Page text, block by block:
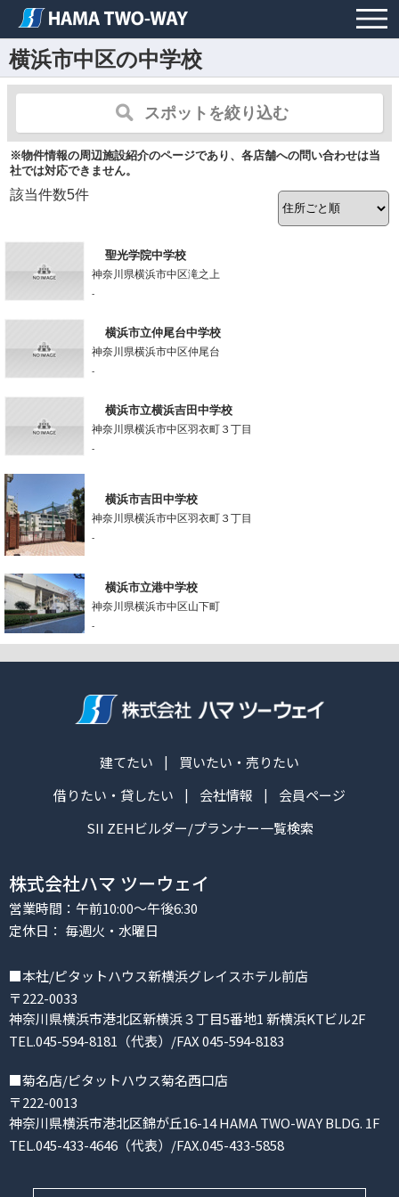
横浜市中区の中学校
スポットを絞り込む
※物件情報の周辺施設紹介のページであり、各店舗への問い合わせは当
社では対応できません。
該当件数5件
聖光学院中学校
神奈川県横浜市中区滝之上
-
横浜市立仲尾台中学校
神奈川県横浜市中区仲尾台
-
横浜市立横浜吉田中学校
神奈川県横浜市中区羽衣町３丁目
-
横浜市吉田中学校
神奈川県横浜市中区羽衣町３丁目
-
横浜市立港中学校
神奈川県横浜市中区山下町
-
建てたい
買いたい・売りたい
借りたい・貸したい
会社情報
会員ページ
SII ZEHビルダー/プランナー一覧検索
株式会社ハマ ツーウェイ
営業時間：午前10:00～午後6:30
定休日： 毎週火・水曜日
■本社/ピタットハウス新横浜グレイスホテル前店
〒222-0033
神奈川県横浜市港北区新横浜３丁目5番地1 新横浜KTビル2F
TEL.045-594-8181（代表）/FAX 045-594-8183
■菊名店/ピタットハウス菊名西口店
〒222-0013
神奈川県横浜市港北区錦が丘16-14 HAMA TWO-WAY BLDG. 1F
TEL.045-433-4646（代表）/FAX.045-433-5858